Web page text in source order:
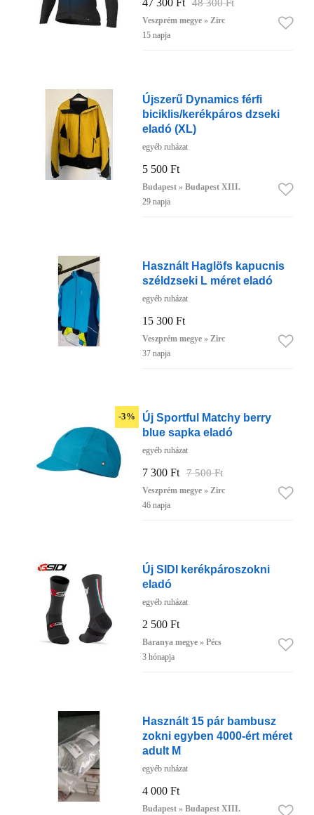
47 300 Ft 48 300 Ft
Veszprém megye » Zirc
15 napja
Újszerű Dynamics férfi
biciklis/kerékpáros dzseki
eladó (XL)
egyéb ruházat
5 500 Ft
Budapest » Budapest XIII.
29 napja
Használt Haglöfs kapucnis
széldzseki L méret eladó
egyéb ruházat
15 300 Ft
Veszprém megye » Zirc
37 napja
-3%
Új Sportful Matchy berry
blue sapka eladó
egyéb ruházat
7 300 Ft 7 500 Ft
Veszprém megye » Zirc
46 napja
Új SIDI kerékpároszokni
eladó
egyéb ruházat
2 500 Ft
Baranya megye » Pécs
3 hónapja
Használt 15 pár bambusz
zokni egyben 4000-ért méret
adult M
egyéb ruházat
4 000 Ft
Budapest » Budapest XIII.